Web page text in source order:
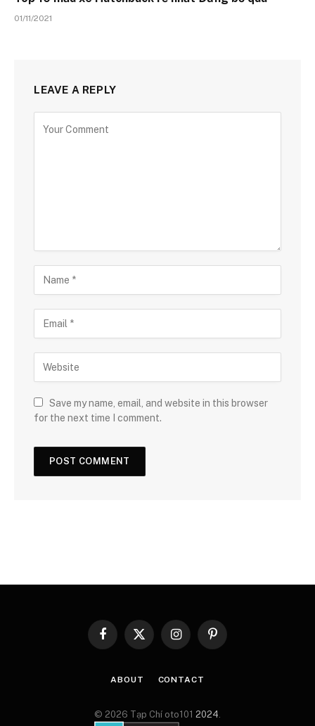
01/11/2021
LEAVE A REPLY
Save my name, email, and website in this browser
for the next time I comment.
Facebook
X
InstagramPinterest
ABOUT CONTACT
© 2026 Tạp Chí oto101 2024.